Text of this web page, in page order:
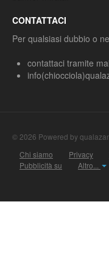
CONTATTACI
Per qualsiasi dubbio o
contattaci tramite
© 2026 Powered by
Chi siamo
Privacy
Pubblicità su
Altro...